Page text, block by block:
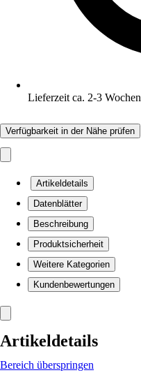
Lieferzeit ca. 2-3 Wochen
Verfügbarkeit in der Nähe prüfen
Artikeldetails
Datenblätter
Beschreibung
Produktsicherheit
Weitere Kategorien
Kundenbewertungen
Artikeldetails
Bereich überspringen